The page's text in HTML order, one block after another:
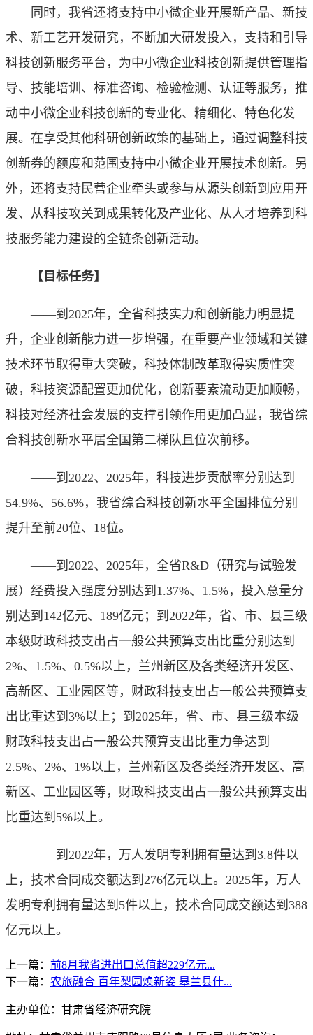
同时，我省还将支持中小微企业开展新产品、新技
术、新工艺开发研究，不断加大研发投入，支持和引导
科技创新服务平台，为中小微企业科技创新提供管理指
导、技能培训、标准咨询、检验检测、认证等服务，推
动中小微企业科技创新的专业化、精细化、特色化发
展。在享受其他科研创新政策的基础上，通过调整科技
创新券的额度和范围支持中小微企业开展技术创新。另
外，还将支持民营企业牵头或参与从源头创新到应用开
发、从科技攻关到成果转化及产业化、从人才培养到科
技服务能力建设的全链条创新活动。
【目标任务】
——到2025年，全省科技实力和创新能力明显提
升，企业创新能力进一步增强，在重要产业领域和关键
技术环节取得重大突破，科技体制改革取得实质性突
破，科技资源配置更加优化，创新要素流动更加顺畅，
科技对经济社会发展的支撑引领作用更加凸显，我省综
合科技创新水平居全国第二梯队且位次前移。
——到2022、2025年，科技进步贡献率分别达到
54.9%、56.6%，我省综合科技创新水平全国排位分别
提升至前20位、18位。
——到2022、2025年，全省R&D（研究与试验发
展）经费投入强度分别达到1.37%、1.5%，投入总量分
别达到142亿元、189亿元；到2022年，省、市、县三级
本级财政科技支出占一般公共预算支出比重分别达到
2%、1.5%、0.5%以上，兰州新区及各类经济开发区、
高新区、工业园区等，财政科技支出占一般公共预算支
出比重达到3%以上；到2025年，省、市、县三级本级
财政科技支出占一般公共预算支出比重力争达到
2.5%、2%、1%以上，兰州新区及各类经济开发区、高
新区、工业园区等，财政科技支出占一般公共预算支出
比重达到5%以上。
——到2022年，万人发明专利拥有量达到3.8件以
上，技术合同成交额达到276亿元以上。2025年，万人
发明专利拥有量达到5件以上，技术合同成交额达到388
亿元以上。
上一篇： 前8月我省进出口总值超229亿元...
下一篇： 农旅融合 百年梨园焕新姿 皋兰县什...
主办单位：甘肃省经济研究院